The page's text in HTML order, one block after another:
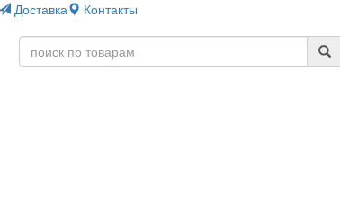
Доставка
Контакты